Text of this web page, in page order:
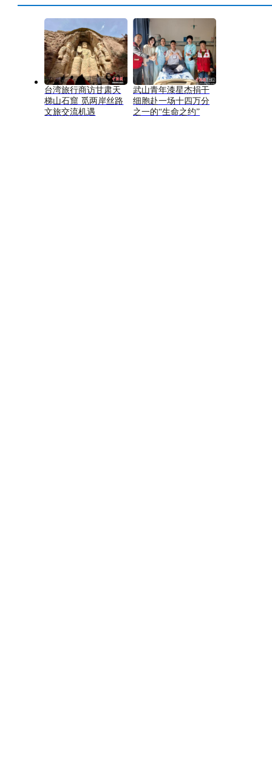
台湾旅行商访甘肃天
梯山石窟 觅两岸丝路
文旅交流机遇
武山青年漆星杰捐干
细胞赴一场十四万分
之一的“生命之约”